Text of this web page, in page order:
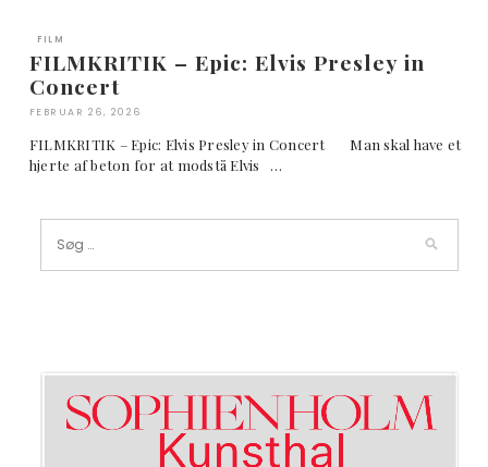
FILM
FILMKRITIK – Epic: Elvis Presley in
Concert
FEBRUAR 26, 2026
FILMKRITIK – Epic: Elvis Presley in Concert Man skal have et
hjerte af beton for at modstå Elvis …